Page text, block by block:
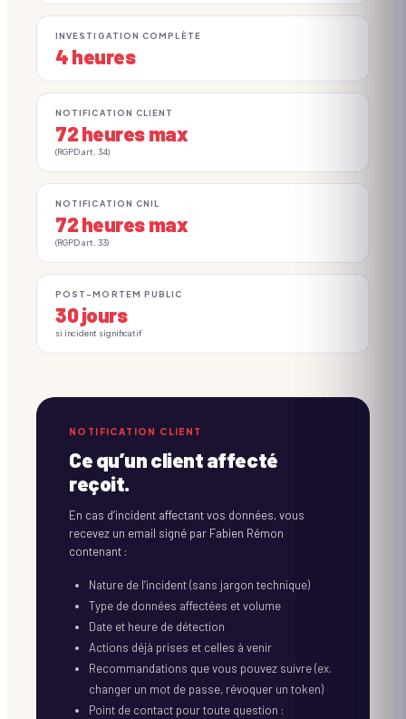
INVESTIGATION COMPLÈTE
4 heures
NOTIFICATION CLIENT
72 heures max
(RGPD art. 34)
NOTIFICATION CNIL
72 heures max
(RGPD art. 33)
POST-MORTEM PUBLIC
30 jours
si incident significatif
NOTIFICATION CLIENT
Ce qu’un client affecté
reçoit.
En cas d’incident affectant vos données, vous
recevez un email signé par Fabien Rémon
contenant :
Nature de l’incident (sans jargon technique)
Type de données affectées et volume
Date et heure de détection
Actions déjà prises et celles à venir
Recommandations que vous pouvez suivre (ex.
changer un mot de passe, révoquer un token)
Point de contact pour toute question :